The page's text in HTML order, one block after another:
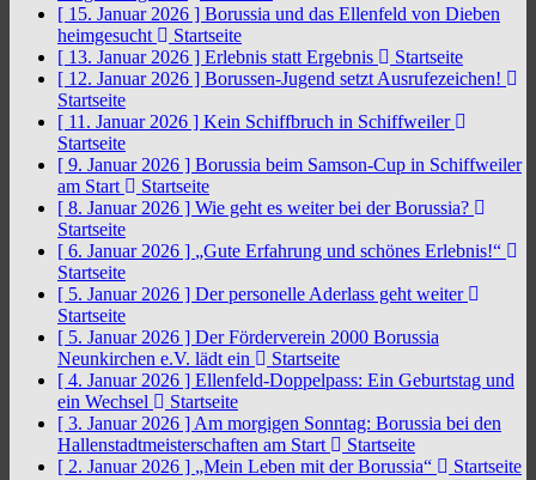
[ 15. Januar 2026 ] Borussia und das Ellenfeld von Dieben
heimgesucht
Startseite
[ 13. Januar 2026 ] Erlebnis statt Ergebnis
Startseite
[ 12. Januar 2026 ] Borussen-Jugend setzt Ausrufezeichen!
Startseite
[ 11. Januar 2026 ] Kein Schiffbruch in Schiffweiler
Startseite
[ 9. Januar 2026 ] Borussia beim Samson-Cup in Schiffweiler
am Start
Startseite
[ 8. Januar 2026 ] Wie geht es weiter bei der Borussia?
Startseite
[ 6. Januar 2026 ] „Gute Erfahrung und schönes Erlebnis!“
Startseite
[ 5. Januar 2026 ] Der personelle Aderlass geht weiter
Startseite
[ 5. Januar 2026 ] Der Förderverein 2000 Borussia
Neunkirchen e.V. lädt ein
Startseite
[ 4. Januar 2026 ] Ellenfeld-Doppelpass: Ein Geburtstag und
ein Wechsel
Startseite
[ 3. Januar 2026 ] Am morgigen Sonntag: Borussia bei den
Hallenstadtmeisterschaften am Start
Startseite
[ 2. Januar 2026 ] „Mein Leben mit der Borussia“
Startseite